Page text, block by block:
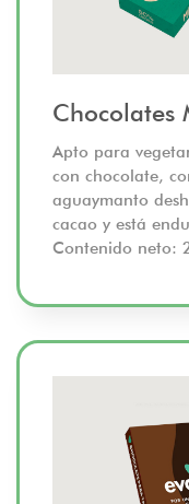
Chocolates
Apto para
con chocolate,
aguaymanto
cacao y está
Contenido neto: